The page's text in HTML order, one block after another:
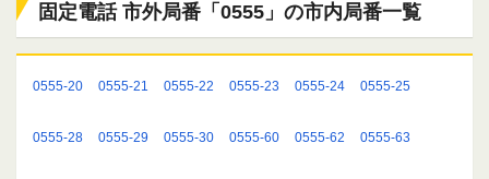
固定電話 市外局番「0555」の市内局番一覧
0555-20 0555-21 0555-22 0555-23 0555-24 0555-25
0555-28 0555-29 0555-30 0555-60 0555-62 0555-63